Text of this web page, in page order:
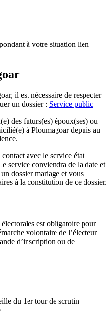
à votre situation lien
il est nécessaire de respecter
un dossier : Service public
des futurs(es) époux(ses) ou
à Ploumagoar depuis au
avec le service état
service conviendra de la date et
dossier mariage et vous
à la constitution de ce dossier.
est obligatoire pour
volontaire de l’électeur
d’inscription ou de
du 1er tour de scrutin